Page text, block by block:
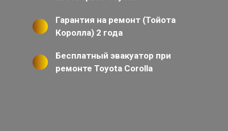
Гарантия на ремонт (Тойота
Королла) 2 года
Бесплатный эвакуатор при
ремонте Toyota Corolla